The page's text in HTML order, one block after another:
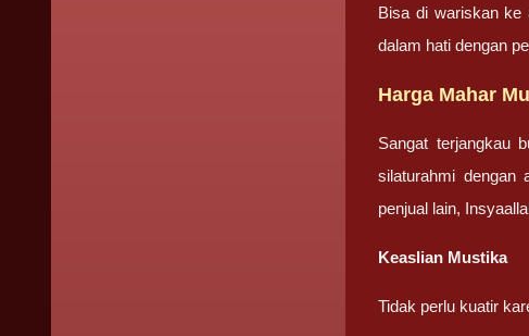
Bisa di wariskan ke
dalam hati dengan
Harga Mahar
Sangat terjangkau
silaturahmi dengan
penjual lain,
Keaslian Mustika
Tidak perlu kuatir